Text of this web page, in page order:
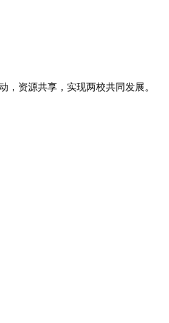
资源共享，实现两校共同发展。